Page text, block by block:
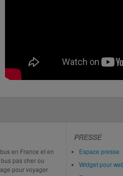
en France et en
pas cher ou
pour voyager
PRESSE
Espace presse
Widget pour